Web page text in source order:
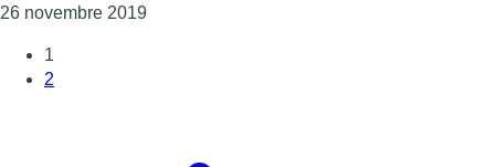
26 novembre 2019Consulter l'article "La consommation
1
2